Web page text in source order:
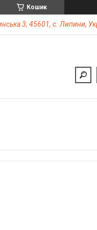
Кошик
3, 45601, с. Липини,